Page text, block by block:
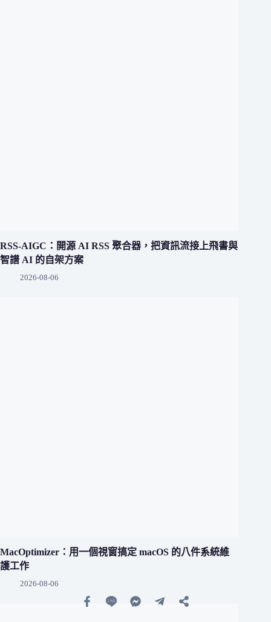
RSS-AIGC：開源 AI RSS 聚合器，把資訊流接上飛書與
智譜 AI 的自架方案
2026-08-06
MacOptimizer：用一個視窗搞定 macOS 的八件系統維
護工作
2026-08-06